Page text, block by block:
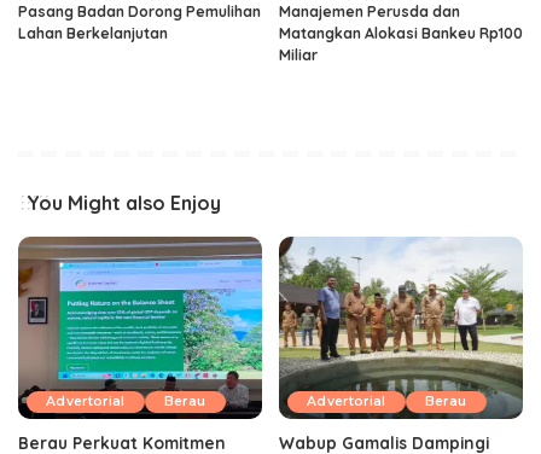
Pasang Badan Dorong Pemulihan
Lahan Berkelanjutan
Manajemen Perusda dan
Matangkan Alokasi Bankeu Rp100
Miliar
You Might also Enjoy
Advertorial Berau
Berau Perkuat Komitmen
Advertorial Berau
Wabup Gamalis Dampingi